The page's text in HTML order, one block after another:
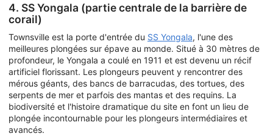
4. SS Yongala (partie centrale de la barrière de
corail)
Townsville est la porte d'entrée du SS Yongala, l'une des
meilleures plongées sur épave au monde. Situé à 30 mètres de
profondeur, le Yongala a coulé en 1911 et est devenu un récif
artificiel florissant. Les plongeurs peuvent y rencontrer des
mérous géants, des bancs de barracudas, des tortues, des
serpents de mer et parfois des mantas et des requins. La
biodiversité et l'histoire dramatique du site en font un lieu de
plongée incontournable pour les plongeurs intermédiaires et
avancés.